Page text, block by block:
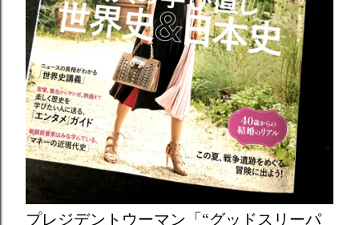
プレジデントウーマン「“グッドスリーパ